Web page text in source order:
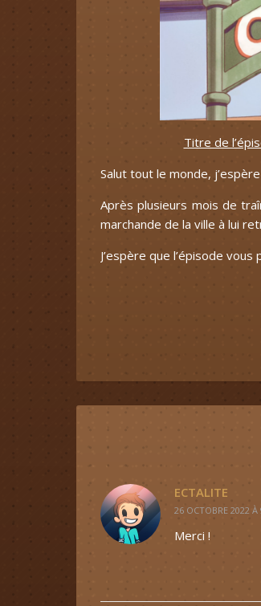
Titre de
Salut tout le monde,
Après plusieurs mois de
marchande de la ville à lui
J’espère que l’épisode
ECTALITE
26 OCTOBRE 2022
Merci !